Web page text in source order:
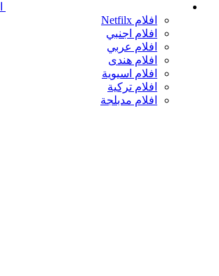
افلام Netfilx
افلام اجنبي
افلام عربي
افلام هندى
افلام اسيوية
افلام تركية
افلام مدبلجة